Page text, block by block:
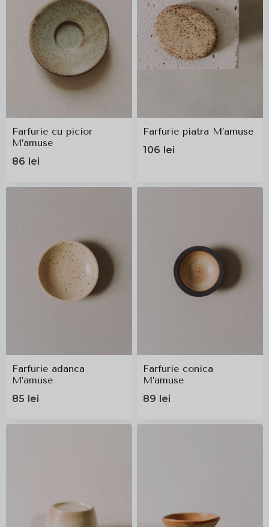
Farfurie cu picior
M’amuse
86 lei
Farfurie piatra M’amuse
106 lei
Farfurie adanca
M’amuse
85 lei
Farfurie conica
M’amuse
89 lei